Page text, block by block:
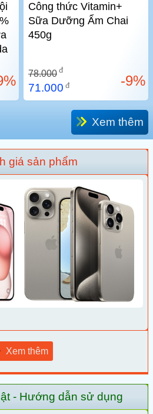
Công thức Vitamin+
Sữa Dưỡng Ẩm Chai
450g
78.000 đ
71.000 đ -9%
Xem thêm
giá sản phẩm
Xem thêm
- Hướng dẫn sử dụng